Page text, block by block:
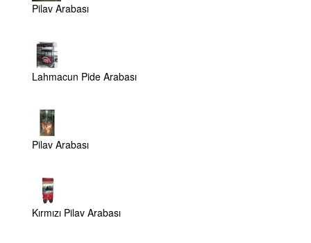
Pilav Arabası
Lahmacun Pide Arabası
Pilav Arabası
Kırmızı Pilav Arabası